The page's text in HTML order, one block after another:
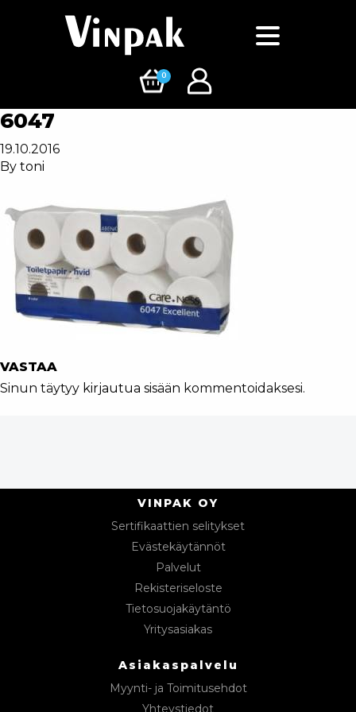
0
6047
19.10.2016
By toni
VASTAA
Sinun täytyy kirjautua sisään kommentoidaksesi.
VINPAK OY
Sertifikaattien selitykset
Evästekäytännöt
Palvelut
Rekisteriseloste
Tietosuojakäytäntö
Yritysasiakas
Asiakaspalvelu
Myynti- ja Toimitusehdot
Yhteystiedot